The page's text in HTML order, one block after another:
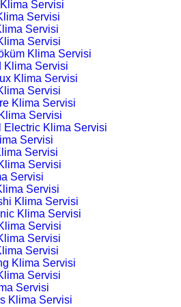
Servisi
Servisi
Servisi
Servisi
Klima Servisi
Klima Servisi
Klima Servisi
Servisi
Klima Servisi
Servisi
Electric Klima Servisi
Servisi
Servisi
Servisi
Servisi
Servisi
Klima Servisi
Klima Servisi
Servisi
Servisi
Servisi
Klima Servisi
Servisi
Servisi
Klima Servisi